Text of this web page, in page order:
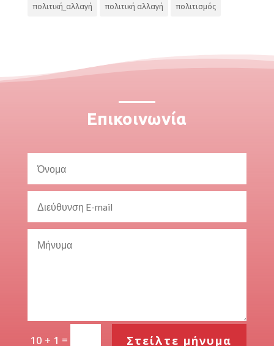
πολιτική_αλλαγή πολιτική αλλαγή πολιτισμός
Επικοινωνία
10 + 1 = Στείλτε μήνυμα